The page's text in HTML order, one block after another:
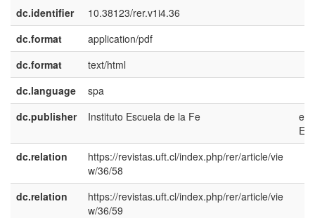
dc.identifier
10.38123/rer.v1i4.36
dc.format
application/pdf
dc.format
text/html
dc.language
spa
dc.publisher
Instituto Escuela de la Fe
es-
ES
dc.relation
https://revistas.uft.cl/index.php/rer/article/vie
w/36/58
dc.relation
https://revistas.uft.cl/index.php/rer/article/vie
w/36/59